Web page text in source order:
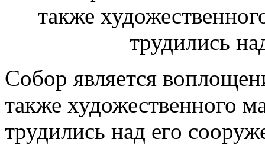
Собор является
также художественного
трудились над его